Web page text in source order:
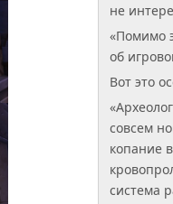
не
«Помимо
об
Вот это
совсем
копание
система